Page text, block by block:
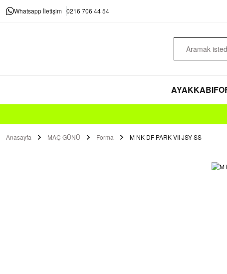
Whatsapp İletişim 0216 706 44 54
AYAKKABI
Anasayfa MAÇ GÜNÜ Forma M NK DF PARK VII JSY SS